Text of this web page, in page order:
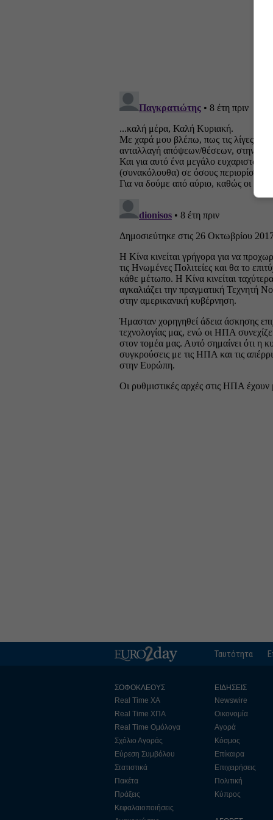
Ταυτότητα
ΣΟΦΟΚΛΕΟΥΣ
Real Time ΧΑ
Real Time ΧΠΑ
Real Time Ομόλογα
Σχόλιο Αγοράς
Εύρεση Συμβόλου
Στατιστικά
Πακέτα
Πράξεις
Κεφαλαιοποιήσεις
ΕΙΔΗΣΕΙΣ
Newswire
Οικονομία
Αγορά
Κόσμος
Επίκαιρα
Επιχειρήσεις
Πολιτική
Κύπρος